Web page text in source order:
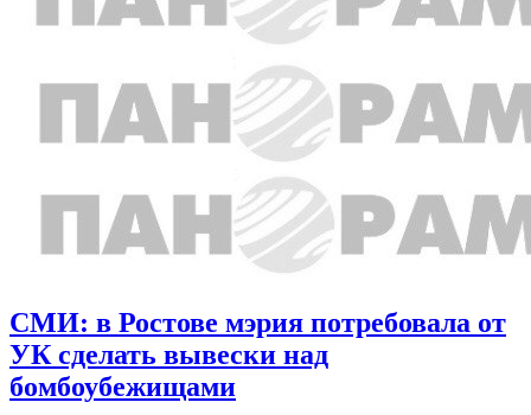
СМИ: в Ростове мэрия потребовала от
УК сделать вывески над
бомбоубежищами